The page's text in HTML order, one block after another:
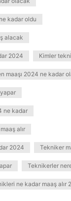
kadar oldu
alacak
2024 Kimler
maaşı 2024 ne kadar
ne kadar
alır
2024 Tekniker
Teknikerler
ne kadar maaş alır